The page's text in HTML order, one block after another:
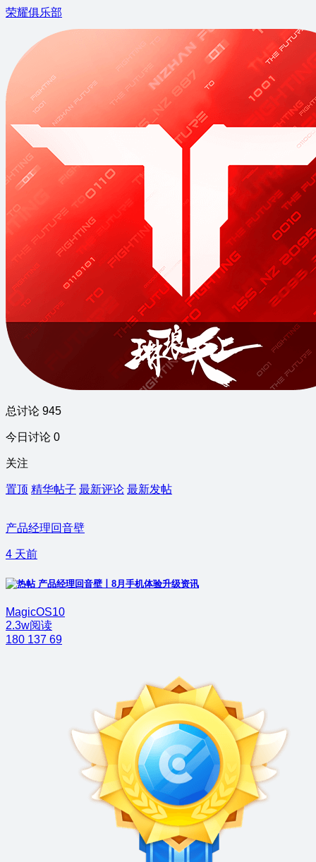
荣耀俱乐部
总讨论 945
今日讨论 0
关注
置顶 精华帖子 最新评论 最新发帖
产品经理回音壁
4 天前
产品经理回音壁丨8月手机体验升级资讯
MagicOS10
2.3w阅读
180 137 69